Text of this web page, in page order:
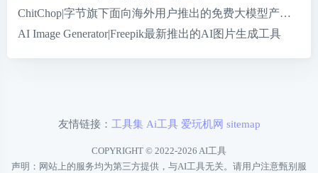
ChitChop|字节旗下面向海外用户推出的免费大模型产品和
AI Image Generator|Freepik最新推出的AI图片生成工具
友情链接： 工具集 Ai工具 爱玩机网 sitemap
COPYRIGHT © 2022-2026 AI工具
声明：网站上的服务均为第三方提供，与AI工具无关。请用户注意甄别服